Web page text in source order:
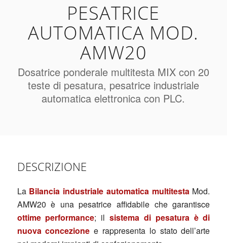
PESATRICE
AUTOMATICA MOD.
AMW20
Dosatrice ponderale multitesta MIX con 20
teste di pesatura, pesatrice industriale
automatica elettronica con PLC.
DESCRIZIONE
La Bilancia industriale automatica multitestaMod.
AMW20 è una pesatrice affidabile che garantisce
ottime performance; ilsistema di pesatura è di
nuova concezione e rappresenta lo stato dell’arte